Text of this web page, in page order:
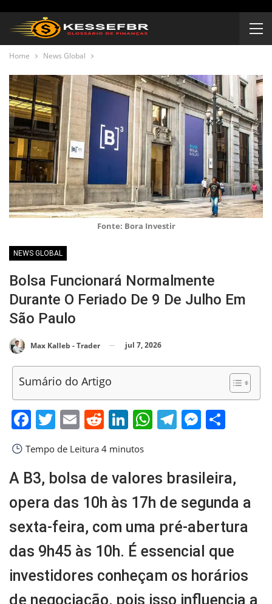
Home News Global
Fonte: Bora Investir
NEWS GLOBAL
Bolsa Funcionará Normalmente
Durante O Feriado De 9 De Julho Em
São Paulo
Max Kalleb - Trader jul 7, 2026
Sumário do Artigo
Facebook
Twitter
EmailReddit
LinkedIn
WhatsApp
Telegram
Tempo de Leitura 4 minutos
A B3, bolsa de valores brasileira,
opera das 10h às 17h de segunda a
sexta-feira, com uma pré-abertura
das 9h45 às 10h. É essencial que
investidores conheçam os horários
de negociação, pois isso influencia a